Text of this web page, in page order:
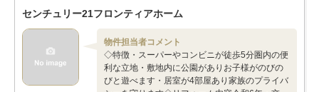
センチュリー21フロンティアホーム
物件担当者コメント
◇特徴・スーパーやコンビニが徒歩5分圏内の便
利な立地・敷地内に公園がありお子様がのびの
びと遊べます・居室が4部屋あり家族のプライバ